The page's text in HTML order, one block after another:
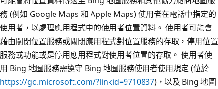
務 (例如 Google Maps 和 Apple Maps) 使用者在電話中指定的
使用者，以處理應用程式中的使用者位置資料。 使用者可能會
藉由關閉位置服務或關閉應用程式對位置服務的存取，停用位置
服務或功能或是停用應用程式對使用者位置的存取。 使用者使
用 Bing 地圖服務需遵守 Bing 地圖服務使用者使用規定 (位於
https://go.microsoft.com/?linkid=9710837)，以及 Bing 地圖